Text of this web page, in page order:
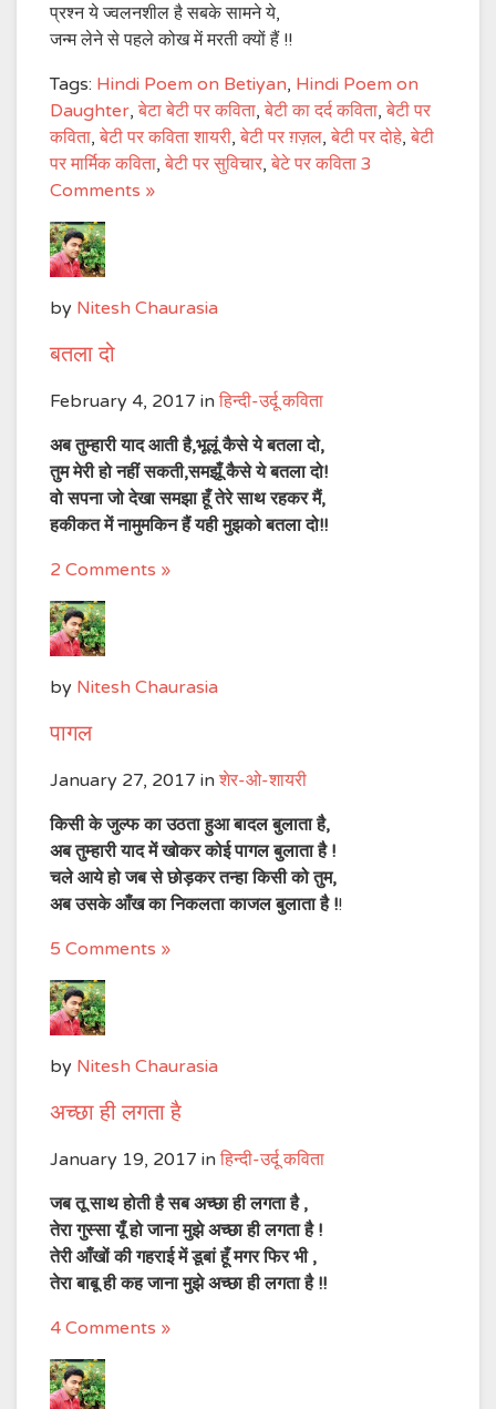
प्रश्न ये ज्वलनशील है सबके सामने ये,
जन्म लेने से पहले कोख में मरती क्यों हैं !!
Tags: Hindi Poem on Betiyan, Hindi Poem on
Daughter, बेटा बेटी पर कविता, बेटी का दर्द कविता, बेटी पर
कविता, बेटी पर कविता शायरी, बेटी पर ग़ज़ल, बेटी पर दोहे, बेटी
पर मार्मिक कविता, बेटी पर सुविचार, बेटे पर कविता 3
Comments »
by Nitesh Chaurasia
बतला दो
February 4, 2017 in हिन्दी-उर्दू कविता
अब तुम्हारी याद आती है,भूलूं कैसे ये बतला दो,
तुम मेरी हो नहीं सकती,समझूँ कैसे ये बतला दो!
वो सपना जो देखा समझा हूँ तेरे साथ रहकर मैं,
हकीकत में नामुमकिन हैं यही मुझको बतला दो!!
2 Comments »
by Nitesh Chaurasia
पागल
January 27, 2017 in शेर-ओ-शायरी
किसी के जुल्फ का उठता हुआ बादल बुलाता है,
अब तुम्हारी याद में खोकर कोई पागल बुलाता है !
चले आये हो जब से छोड़कर तन्हा किसी को तुम,
अब उसके आँख का निकलता काजल बुलाता है !!
5 Comments »
by Nitesh Chaurasia
अच्छा ही लगता है
January 19, 2017 in हिन्दी-उर्दू कविता
जब तू साथ होती है सब अच्छा ही लगता है ,
तेरा गुस्सा यूँ हो जाना मुझे अच्छा ही लगता है !
तेरी आँखों की गहराई में डूबां हूँ मगर फिर भी ,
तेरा बाबू ही कह जाना मुझे अच्छा ही लगता है !!
4 Comments »